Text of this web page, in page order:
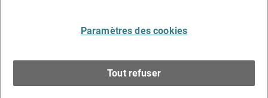
Paramètres des cookies
Tout refuser